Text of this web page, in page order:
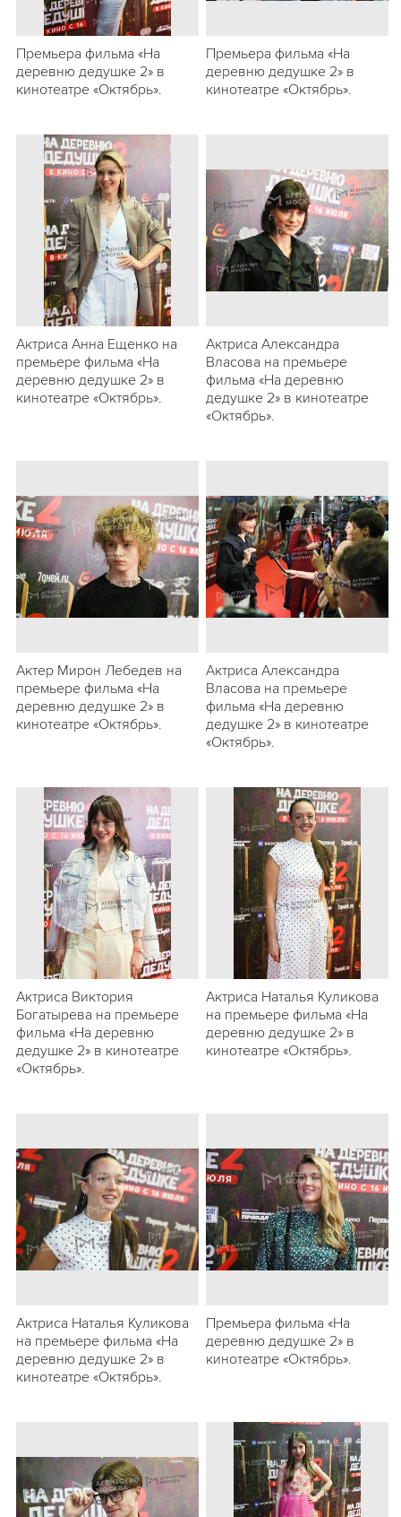
Премьера фильма «На
деревню дедушке 2» в
кинотеатре «Октябрь».
Премьера фильма «На
деревню дедушке 2» в
кинотеатре «Октябрь».
Актриса Анна Ещенко на
премьере фильма «На
деревню дедушке 2» в
кинотеатре «Октябрь».
Актриса Александра
Власова на премьере
фильма «На деревню
дедушке 2» в кинотеатре
«Октябрь».
Актер Мирон Лебедев на
премьере фильма «На
деревню дедушке 2» в
кинотеатре «Октябрь».
Актриса Александра
Власова на премьере
фильма «На деревню
дедушке 2» в кинотеатре
«Октябрь».
Актриса Виктория
Богатырeва на премьере
фильма «На деревню
дедушке 2» в кинотеатре
«Октябрь».
Актриса Наталья Куликова
на премьере фильма «На
деревню дедушке 2» в
кинотеатре «Октябрь».
Актриса Наталья Куликова
на премьере фильма «На
деревню дедушке 2» в
кинотеатре «Октябрь».
Премьера фильма «На
деревню дедушке 2» в
кинотеатре «Октябрь».